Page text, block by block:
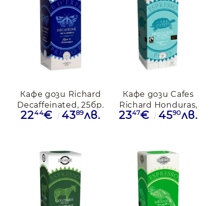
✅ Подходящо за:
? Домашни кафе машини с E.S.E. система
? Офиси и малки обекти
☕ Ежедневно кафе с фин вкус и аромат
? С Cafés Richard Blue Mountain ще се насладиш на
Кафе дози Richard
Decaffeinated, 25бр.
2244€ 4389лв.
Кафе дози Cafes
Richard Honduras,
25бр
2347€ 4590лв.